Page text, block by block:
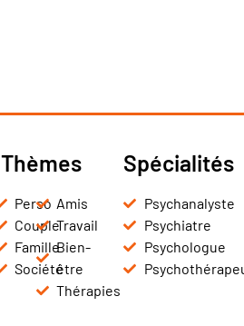
Thèmes
Perso
Couple
Famille
Société
Amis
Travail
Bien-
être
Thérapies
Spécialités
Psychanalyste
Psychiatre
Psychologue